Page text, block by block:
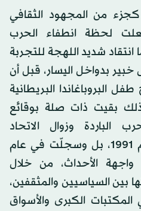
لها كجزء من المجهود الثقافي
لحظة انطفاء الحرب
انتقاد شديد اللهجة للتجربة
بدواخل اليسار، قبل أن
البروباغاندا البريطانية
ذلك بقيت ذات صلة بوقائع
الباردة وزوال الاتحاد
السوفياتي من الوجود عام 1991، بل وسجلّت في عام
واجهة الأحداث، من خلال
بين السياسيين والمثقفين،
الكبرى والأسواق